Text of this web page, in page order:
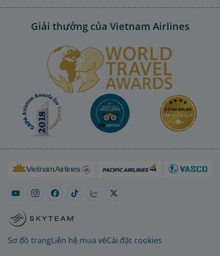
Giải thưởng của Vietnam Airlines
Sơ đồ trangLiên hệ mua véCài đặt cookies